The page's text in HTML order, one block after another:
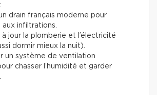
drain français moderne pour
aux infiltrations.
à jour la plomberie et l’électricité
dormir mieux la nuit).
un système de ventilation
chasser l’humidité et garder